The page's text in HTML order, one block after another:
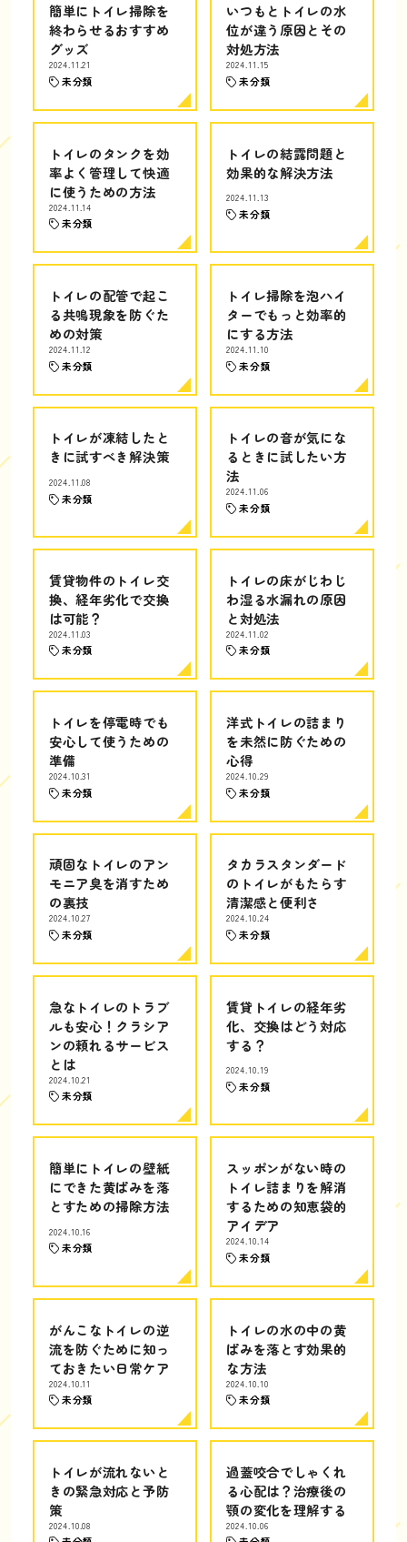
簡単にトイレ掃除を
終わらせるおすすめ
グッズ
2024.11.21
未分類
いつもとトイレの水
位が違う原因とその
対処方法
2024.11.15
未分類
トイレのタンクを効
率よく管理して快適
に使うための方法
2024.11.14
未分類
トイレの結露問題と
効果的な解決方法
2024.11.13
未分類
トイレの配管で起こ
る共鳴現象を防ぐた
めの対策
2024.11.12
未分類
トイレ掃除を泡ハイ
ターでもっと効率的
にする方法
2024.11.10
未分類
トイレが凍結したと
きに試すべき解決策
2024.11.08
未分類
トイレの音が気にな
るときに試したい方
法
2024.11.06
未分類
賃貸物件のトイレ交
換、経年劣化で交換
は可能？
2024.11.03
未分類
トイレの床がじわじ
わ湿る水漏れの原因
と対処法
2024.11.02
未分類
トイレを停電時でも
安心して使うための
準備
2024.10.31
未分類
洋式トイレの詰まり
を未然に防ぐための
心得
2024.10.29
未分類
頑固なトイレのアン
モニア臭を消すため
の裏技
2024.10.27
未分類
タカラスタンダード
のトイレがもたらす
清潔感と便利さ
2024.10.24
未分類
急なトイレのトラブ
ルも安心！クラシア
ンの頼れるサービス
とは
2024.10.21
未分類
賃貸トイレの経年劣
化、交換はどう対応
する？
2024.10.19
未分類
簡単にトイレの壁紙
にできた黄ばみを落
とすための掃除方法
2024.10.16
未分類
スッポンがない時の
トイレ詰まりを解消
するための知恵袋的
アイデア
2024.10.14
未分類
がんこなトイレの逆
流を防ぐために知っ
ておきたい日常ケア
2024.10.11
未分類
トイレの水の中の黄
ばみを落とす効果的
な方法
2024.10.10
未分類
トイレが流れないと
きの緊急対応と予防
策
2024.10.08
過蓋咬合でしゃくれ
る心配は？治療後の
顎の変化を理解する
2024.10.06